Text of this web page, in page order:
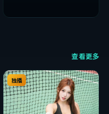
查看更多
独播